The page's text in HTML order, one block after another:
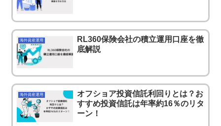
海外資産運用
RL360保険会社の積立運用口座を徹
底解説
海外資産運用
オフショア投資信託利回りとは？お
すすめ投資信託は年率約16％のリタ
ーン！